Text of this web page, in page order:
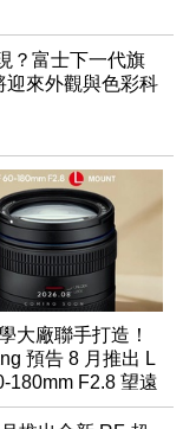
？富士下一代旗
迎來外觀與色彩科
大廠聯手打造！
預告 8 月推出 L
180mm F2.8 望遠